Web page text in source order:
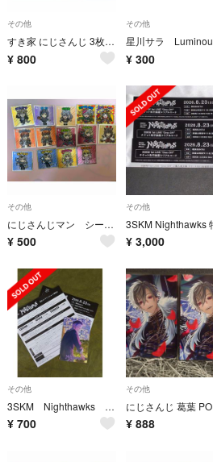
その他
すき家 にじさんじ 3枚セット
¥ 800
その他
¥ 300
その他
にじさんじマン シール 14枚セット
¥ 500
その他
3SKM Nighthawks
¥ 3,000
その他
3SKM Nighthawks 応募券
¥ 700
その他
¥ 888